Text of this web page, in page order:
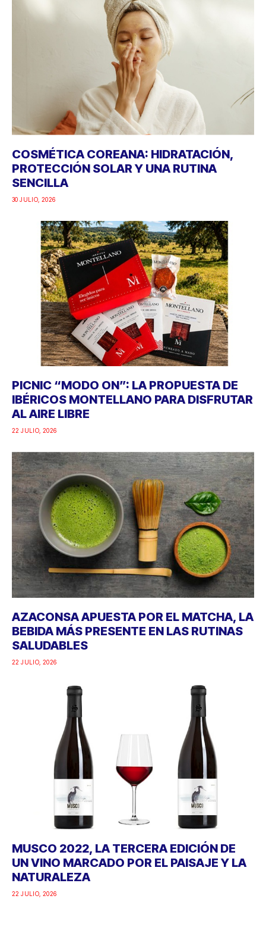
COSMÉTICA COREANA: HIDRATACIÓN,
PROTECCIÓN SOLAR Y UNA RUTINA
SENCILLA
30 JULIO, 2026
PICNIC “MODO ON”: LA PROPUESTA DE
IBÉRICOS MONTELLANO PARA DISFRUTAR
AL AIRE LIBRE
22 JULIO, 2026
AZACONSA APUESTA POR EL MATCHA, LA
BEBIDA MÁS PRESENTE EN LAS RUTINAS
SALUDABLES
22 JULIO, 2026
MUSCO 2022, LA TERCERA EDICIÓN DE
UN VINO MARCADO POR EL PAISAJE Y LA
NATURALEZA
22 JULIO, 2026